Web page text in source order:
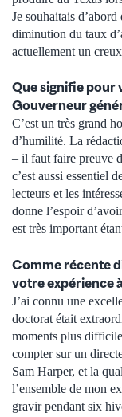
Je souhaitais
diminution du taux
actuellement un
Que signifie pour
Gouverneur
C’est un très grand
d’humilité. La
– il faut faire preuve
c’est aussi essentiel
lecteurs et les
donne l’espoir
est très important
Comme récente
votre expérience
J’ai connu une
doctorat était
moments plus
compter sur un
Sam Harper, et la
l’ensemble de mon
gravir pendant six